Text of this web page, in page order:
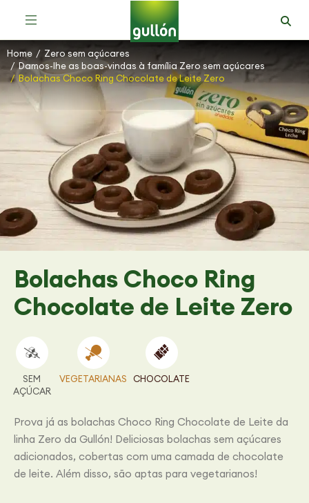
You are here:
Home
Zero sem açúcares
Damos-lhe as boas-vindas à família Zero sem açúcares
Bolachas Choco Ring Chocolate de Leite Zero
Bolachas Choco Ring
Chocolate de Leite Zero
SEM
AÇÚCAR
VEGETARIANAS CHOCOLATE
Prova já as bolachas Choco Ring Chocolate de Leite da
linha Zero da Gullón! Deliciosas bolachas sem açúcares
adicionados, cobertas com uma camada de chocolate
de leite. Além disso, são aptas para vegetarianos!